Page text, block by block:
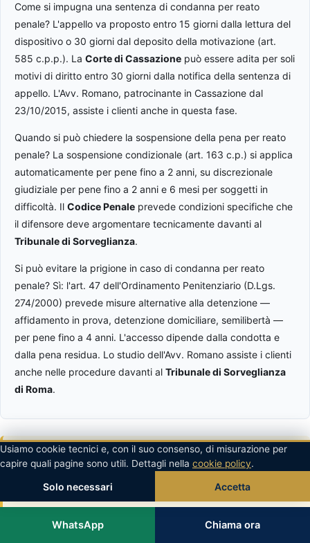
Come si impugna una sentenza di condanna per reato
penale? L'appello va proposto entro 15 giorni dalla lettura del
dispositivo o 30 giorni dal deposito della motivazione (art.
585 c.p.p.). La Corte di Cassazione può essere adita per soli
motivi di diritto entro 30 giorni dalla notifica della sentenza di
appello. L'Avv. Romano, patrocinante in Cassazione dal
23/10/2015, assiste i clienti anche in questa fase.
Quando si può chiedere la sospensione della pena per reato
penale? La sospensione condizionale (art. 163 c.p.) si applica
automaticamente per pene fino a 2 anni, su discrezionale
giudiziale per pene fino a 2 anni e 6 mesi per soggetti in
difficoltà. Il Codice Penale prevede condizioni specifiche che
il difensore deve argomentare tecnicamente davanti al
Tribunale di Sorveglianza.
Si può evitare la prigione in caso di condanna per reato
penale? Sì: l'art. 47 dell'Ordinamento Penitenziario (D.Lgs.
274/2000) prevede misure alternative alla detenzione —
affidamento in prova, detenzione domiciliare, semilibertà —
per pene fino a 4 anni. L'accesso dipende dalla condotta e
dalla pena residua. Lo studio dell'Avv. Romano assiste i clienti
anche nelle procedure davanti al Tribunale di Sorveglianza
di Roma.
🔗 Approfondimenti correlati
Romano
L'Estradizione: Cos'è e Come Funziona
WhatsApp Chiama ora
Usiamo cookie tecnici e, con il suo consenso, di misurazione per
capire quali pagine sono utili. Dettagli nella cookie policy.
Solo necessari Accetta